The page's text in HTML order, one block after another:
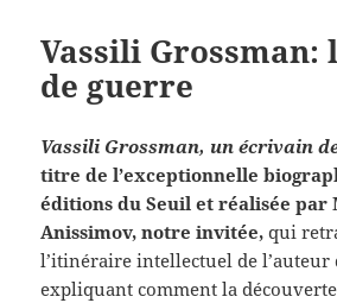
Vassili Grossman:
de guerre
Vassili Grossman, un écrivain
titre de l’exceptionnelle
éditions du Seuil et réalisée par
Anissimov, notre invitée,qui
l’itinéraire intellectuel de l’auteur
expliquant comment la découverte